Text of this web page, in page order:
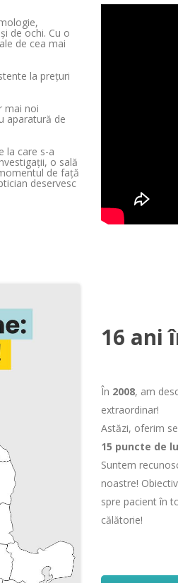
de ochi. Cu o
de cea mai
la prețuri
mai noi
aparatură de
la care s-a
o sală
de față
deservesc
16 ani
În 2008, am
extraordinar!
Astăzi, oferim
15 puncte de
Suntem
noastre!
spre pacient în
călătorie!